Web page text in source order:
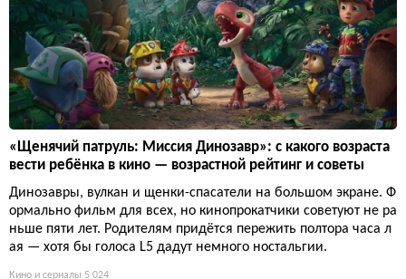
«Щенячий патруль: Миссия Динозавр»: с какого возраста
вести ребёнка в кино — возрастной рейтинг и советы
Динозавры, вулкан и щенки-спасатели на большом экране. Ф
ормально фильм для всех, но кинопрокатчики советуют не ра
ньше пяти лет. Родителям придётся пережить полтора часа л
ая — хотя бы голоса L5 дадут немного ностальгии.
Кино и сериалы 5 024